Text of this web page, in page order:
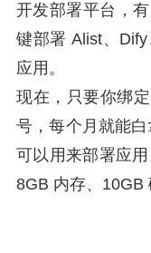
开发部署平台，
键部署 Alist、
应用。
现在，只要你绑
号，每个月就能白
可以用来部署应
8GB 内存、10GB